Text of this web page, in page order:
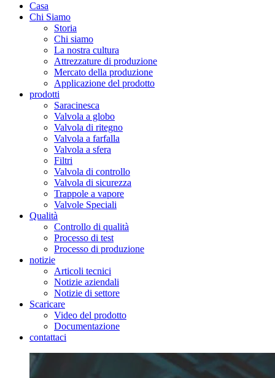
Casa
Chi Siamo
Storia
Chi siamo
La nostra cultura
Attrezzature di produzione
Mercato della produzione
Applicazione del prodotto
prodotti
Saracinesca
Valvola a globo
Valvola di ritegno
Valvola a farfalla
Valvola a sfera
Filtri
Valvola di controllo
Valvola di sicurezza
Trappole a vapore
Valvole Speciali
Qualità
Controllo di qualità
Processo di test
Processo di produzione
notizie
Articoli tecnici
Notizie aziendali
Notizie di settore
Scaricare
Video del prodotto
Documentazione
contattaci